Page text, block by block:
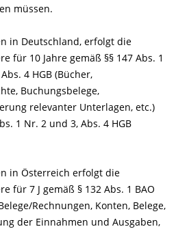
müssen.
in Deutschland, erfolgt die
für 10 Jahre gemäß §§ 147 Abs. 1
4 HGB (Bücher,
Buchungsbelege,
relevanter Unterlagen, etc.)
1 Nr. 2 und 3, Abs. 4 HGB
in Österreich erfolgt die
für 7 J gemäß § 132 Abs. 1 BAO
Rechnungen, Konten, Belege,
der Einnahmen und Ausgaben,